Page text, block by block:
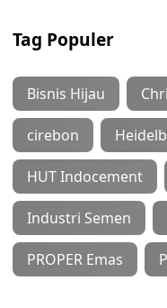
Tag Populer
Bisnis Hijau
cirebon
HUT Indocement
Industri Semen
PROPER Emas